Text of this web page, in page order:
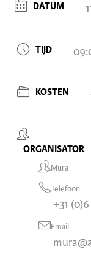
DATUM
TIJD
KOSTEN
ORGANISATOR
Mura
Telefoon
+31
Email